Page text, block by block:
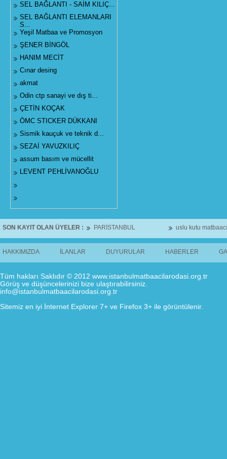
SEL BAĞLANTI - SAİM KILIÇ...
SEL BAĞLANTI ELEMANLARI
S...
Yeşil Matbaa ve Promosyon
ŞENER BİNGÖL
HANIM MECİT
Cınar desing
akmat
Odin ctp sanayi ve dış ti...
ÇETİN KOÇAK
ÖMC STICKER DÜKKANI
Sismik kauçuk ve teknik d...
SEZAİ YAVUZKILIÇ
assum basım ve mücellit
LEVENT PEHLİVANOĞLU
SON KAYIT OLAN ÜYELER : PARİSTANBUL uslu kutu matbaacılık
HAKKIMIZDA İLANLAR DUYURULAR HABERLER
Tüm hakları Saklıdır © 2012 www.istanbulmatbaacilarodasi.org.tr
Görüş ve düşüncelerinizi bize ulaştırabilirsiniz.
info@istanbulmatbaacilarodasi.org.tr
Sitemiz en iyi İnternet Explorer 7+ ve Firefox 3+ ile görüntülenir.